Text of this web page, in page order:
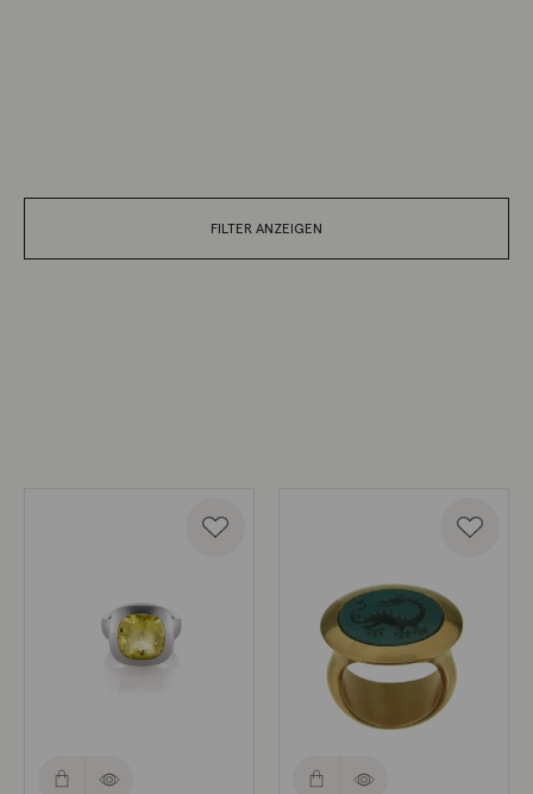
FILTER ANZEIGEN